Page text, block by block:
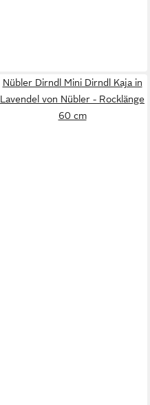
Nübler Dirndl Mini Dirndl Kaja in
Lavendel von Nübler - Rocklänge
60 cm